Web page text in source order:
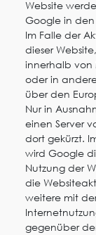
Website
Google in
Im Falle der
dieser
innerhalb von
oder in
über den
Nur in
einen Server
dort gekürzt.
wird Google
Nutzung der
die
weitere mit
gegenüber